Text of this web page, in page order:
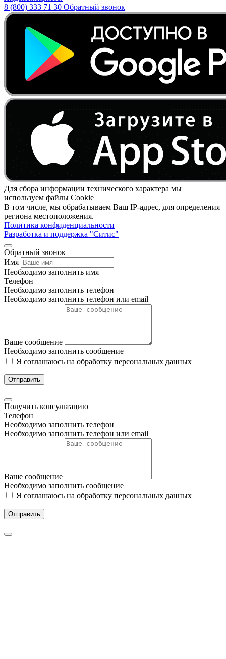
8 (800) 333 71 30 Обратный звонок
Для сбора информации технического характера мы
используем файлы Cookie
В том числе, мы обрабатываем Ваш IP-адрес, для определения
региона местоположения.
Политика конфиденциальности
Разработка и поддержка "Ситис"
Обратный звонок
Имя
Необходимо заполнить имя
Телефон
Необходимо заполнить телефон
Необходимо заполнить телефон или email
Ваше сообщение
Необходимо заполнить сообщение
Я соглашаюсь на обработку персональных данных
Отправить
Получить консультацию
Телефон
Необходимо заполнить телефон
Необходимо заполнить телефон или email
Ваше сообщение
Необходимо заполнить сообщение
Я соглашаюсь на обработку персональных данных
Отправить